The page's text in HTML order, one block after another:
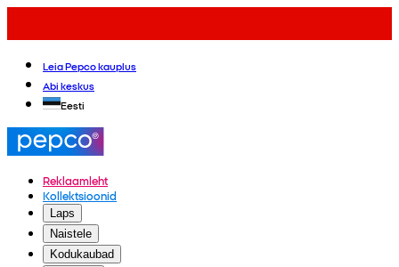
Leia Pepco kauplus
Abi keskus
Eesti
Reklaamleht
Kollektsioonid
Laps
Naistele
Kodukaubad